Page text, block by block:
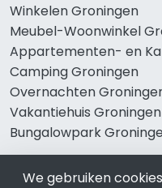
Winkelen Groningen
Meubel-Woonwinkel
Appartementen- en
Camping Groningen
Overnachten
Vakantiehuis Groningen
Bungalowpark
We gebruiken